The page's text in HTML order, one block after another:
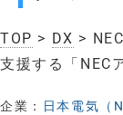
TOP > DX >
支援する「NEC
企業： 日本電気（